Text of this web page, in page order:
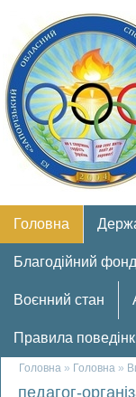
Головна
Благодійний фонд
Воєнний стан
Правила
Головна » Головна »
педагог-